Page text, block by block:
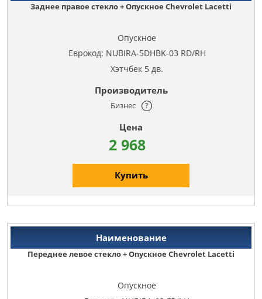
Заднее правое стекло + Опускное Chevrolet Lacetti
Опускное
Еврокод: NUBIRA-5DHBK-03 RD/RH
Хэтчбек 5 дв.
Бизнес ?
2 968
Купить
Переднее левое стекло + Опускное Chevrolet Lacetti
Опускное